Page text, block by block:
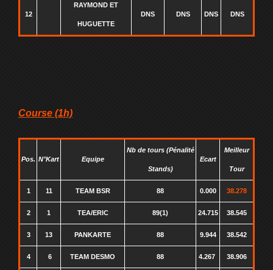
12
RAYMOND ET
HUGUETTE
DNS DNS DNS DNS
Course (1h)
Pos. N°Kart Equipe
Nb de tours (Pénalité
Stands)
Ecart
Meilleur
Tour
1 11 TEAM BSR 88 0.000 38.278
2 1 TEA/ERIC 89(1) 24.715 38.545
3 13 PANKARTE 88 9.944 38.542
4 6 TEAM DESMO 88 4.267 38.906